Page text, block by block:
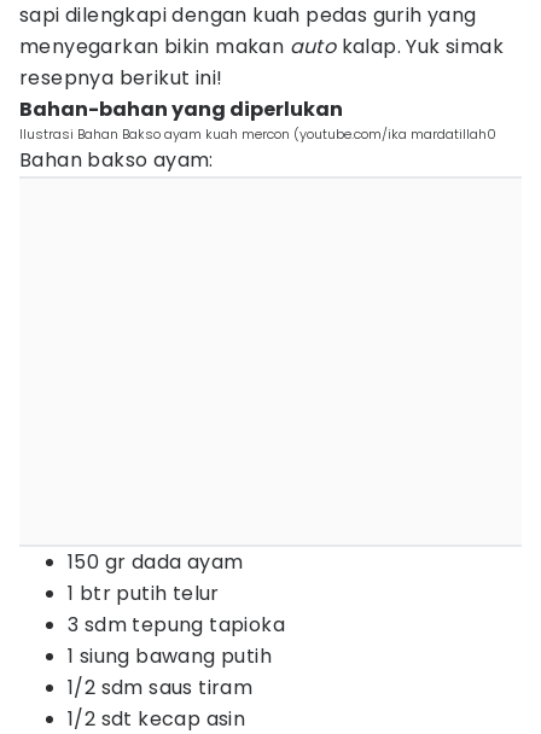
sapi dilengkapi dengan kuah pedas gurih yang
menyegarkan bikin makan autokalap. Yuk simak
resepnya berikut ini!
Bahan-bahan yang diperlukan
Ilustrasi Bahan Bakso ayam kuah mercon (youtube.com/ika mardatillah0
Bahan bakso ayam:
150 gr dada ayam
1 btr putih telur
3 sdm tepung tapioka
1 siung bawang putih
1/2 sdm saus tiram
1/2 sdt kecap asin